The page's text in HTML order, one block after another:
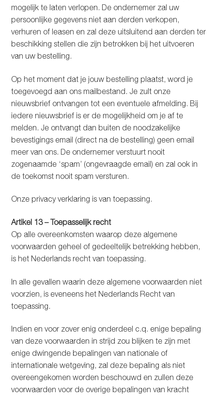
mogelijk te laten verlopen. De ondernemer zal uw
persoonlijke gegevens niet aan derden verkopen,
verhuren of leasen en zal deze uitsluitend aan derden ter
beschikking stellen die zijn betrokken bij het uitvoeren
van uw bestelling.
Op het moment dat je jouw bestelling plaatst, word je
toegevoegd aan ons mailbestand. Je zult onze
nieuwsbrief ontvangen tot een eventuele afmelding. Bij
iedere nieuwsbrief is er de mogelijkheid om je af te
melden. Je ontvangt dan buiten de noodzakelijke
bevestigings email (direct na de bestelling) geen email
meer van ons. De ondernemer verstuurt nooit
zogenaamde ‘spam’ (ongevraagde email) en zal ook in
de toekomst nooit spam versturen.
Onze privacy verklaring is van toepassing.
Artikel 13 – Toepasselijk recht
Op alle overeenkomsten waarop deze algemene
voorwaarden geheel of gedeeltelijk betrekking hebben,
is het Nederlands recht van toepassing.
In alle gevallen waarin deze algemene voorwaarden niet
voorzien, is eveneens het Nederlands Recht van
toepassing.
Indien en voor zover enig onderdeel c.q. enige bepaling
van deze voorwaarden in strijd zou blijken te zijn met
enige dwingende bepalingen van nationale of
internationale wetgeving, zal deze bepaling als niet
overeengekomen worden beschouwd en zullen deze
voorwaarden voor de overige bepalingen van kracht